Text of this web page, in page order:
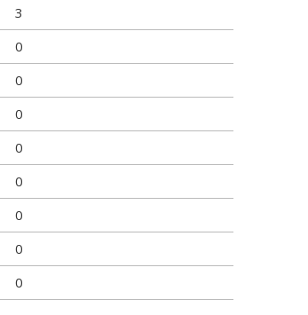
3
0
0
0
0
0
0
0
0